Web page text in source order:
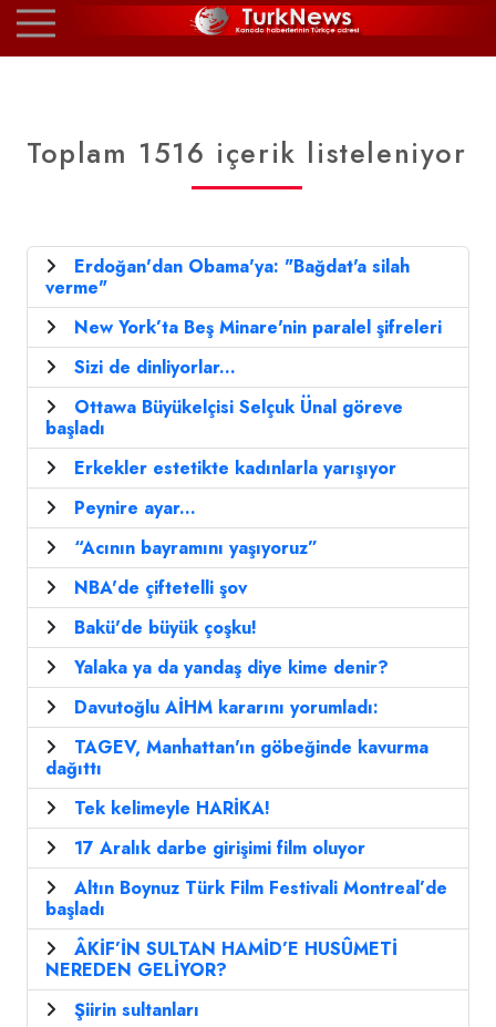
Toplam 1516 içerik listeleniyor
Erdoğan'dan Obama'ya: "Bağdat'a silah
verme"
New York’ta Beş Minare'nin paralel şifreleri
Sizi de dinliyorlar...
Ottawa Büyükelçisi Selçuk Ünal göreve
başladı
Erkekler estetikte kadınlarla yarışıyor
Peynire ayar...
“Acının bayramını yaşıyoruz”
NBA'de çiftetelli şov
Bakü'de büyük çoşku!
Yalaka ya da yandaş diye kime denir?
Davutoğlu AİHM kararını yorumladı:
TAGEV, Manhattan'ın göbeğinde kavurma
dağıttı
Tek kelimeyle HARİKA!
17 Aralık darbe girişimi film oluyor
Altın Boynuz Türk Film Festivali Montreal’de
başladı
ÂKİF’İN SULTAN HAMİD’E HUSÛMETİ
NEREDEN GELİYOR?
Şiirin sultanları